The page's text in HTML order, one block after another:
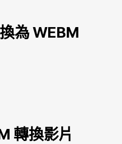
為 WEBM
轉換影片